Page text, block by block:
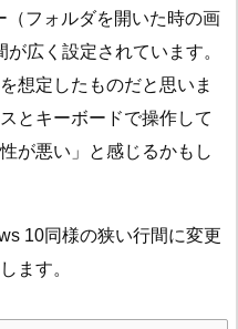
フォルダを開いた時の画
広く設定されています。
想定したものだと思いま
とキーボードで操作して
が悪い」と感じるかもし
10同様の狭い行間に変更
ます。